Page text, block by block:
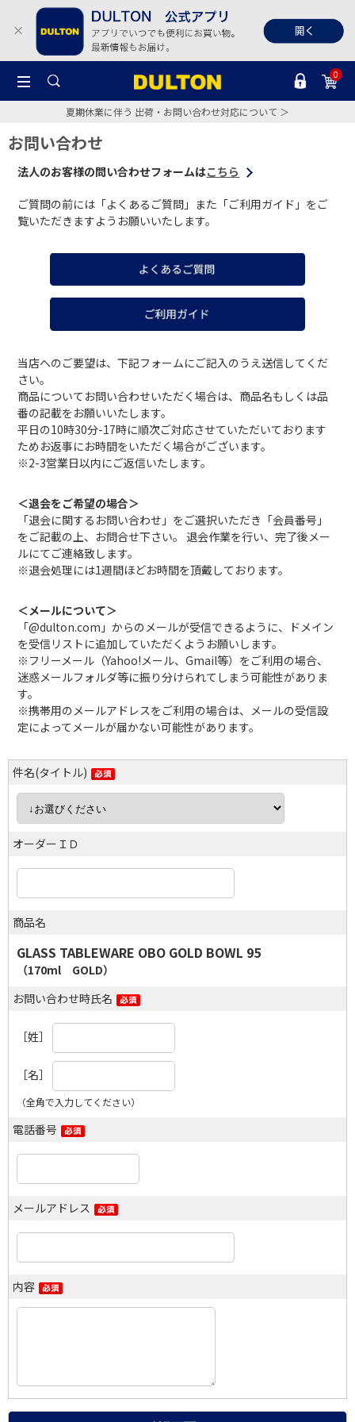
0
夏期休業に伴う 出荷・お問い合わせ対応について ＞
お問い合わせ
法人のお客様の問い合わせフォームはこちら
ご質問の前には「よくあるご質問」また「ご利用ガイド」をご
覧いただきますようお願いいたします。
当店へのご要望は、下記フォームにご記入のうえ送信してくだ
さい。
商品についてお問い合わせいただく場合は、商品名もしくは品
番の記載をお願いいたします。
平日の10時30分-17時に順次ご対応させていただいております
ためお返事にお時間をいただく場合がございます。
※2-3営業日以内にご返信いたします。
＜退会をご希望の場合＞
「退会に関するお問い合わせ」をご選択いただき「会員番号」
をご記載の上、お問合せ下さい。 退会作業を行い、完了後メー
ルにてご連絡致します。
※退会処理には1週間ほどお時間を頂戴しております。
＜メールについて＞
「@dulton.com」からのメールが受信できるように、ドメイン
を受信リストに追加していただくようお願いします。
※フリーメール（Yahoo!メール、Gmail等）をご利用の場合、
迷惑メールフォルダ等に振り分けられてしまう可能性がありま
す。
※携帯用のメールアドレスをご利用の場合は、メールの受信設
定によってメールが届かない可能性があります。
件名(タイトル)
オーダーＩＤ
商品名
GLASS TABLEWARE OBO GOLD BOWL 95
（170ml GOLD）
お問い合わせ時氏名
［姓］
［名］
（全角で入力してください）
電話番号
メールアドレス
内容